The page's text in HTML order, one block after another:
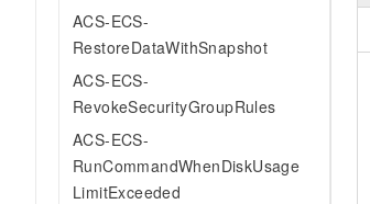
ACS-ECS-
RestoreDataWithSnapshot
ACS-ECS-
RevokeSecurityGroupRules
ACS-ECS-
RunCommandWhenDiskUsage
LimitExceeded